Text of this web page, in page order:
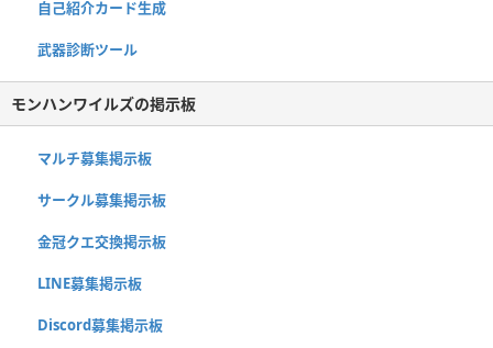
自己紹介カード生成
武器診断ツール
モンハンワイルズの掲示板
マルチ募集掲示板
サークル募集掲示板
金冠クエ交換掲示板
LINE募集掲示板
Discord募集掲示板